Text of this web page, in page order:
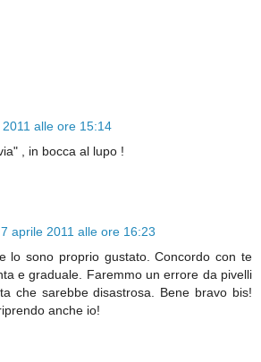
alle ore 15:14
, in bocca al lupo !
7 aprile 2011 alle ore 16:23
lo sono proprio gustato. Concordo con te
e graduale. Faremmo un errore da pivelli
che sarebbe disastrosa. Bene bravo bis!
anche io!